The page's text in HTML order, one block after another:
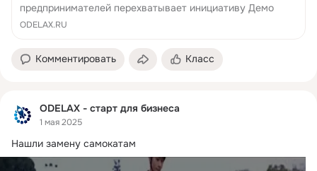
предпринимателей перехватывает инициативу Демо
ODELAX.RU
Комментировать Класс
ODELAX - старт для бизнеса
1 мая 2025
Нашли замену самокатам